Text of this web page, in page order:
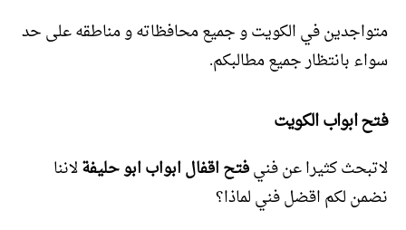
متواجدين في الكويت و جميع محافظاته و مناطقه على حد
سواء بانتظار جميع مطالبكم.
فتح ابواب الكويت
لاتبحث كثيرا عن فنيفتح اقفال ابواب ابو حليفةلاننا
نضمن لكم اقضل فني لماذا؟